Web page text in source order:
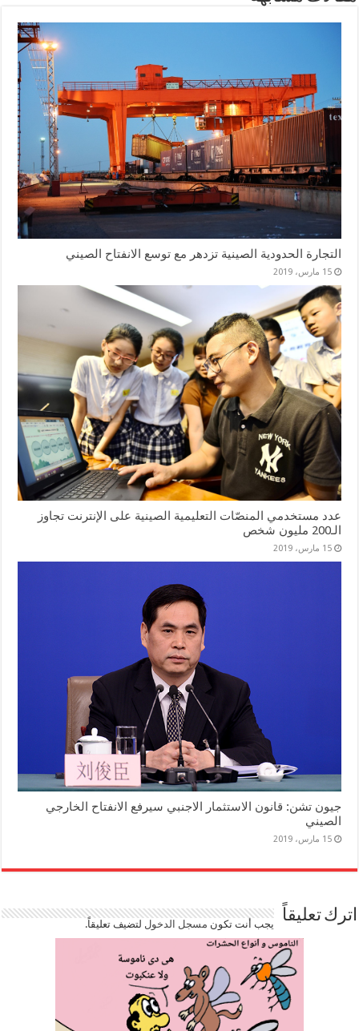
التجارة الحدودية الصينية تزدهر مع توسع الانفتاح الصيني
15 مارس، 2019
عدد مستخدمي المنصّات التعليمية الصينية على الإنترنت تجاوز
الـ200 مليون شخص
15 مارس، 2019
جيون تشن: قانون الاستثمار الاجنبي سيرفع الانفتاح الخارجي
الصيني
15 مارس، 2019
اترك تعليقاً يجب أنت تكون مسجل الدخوللتضيف تعليقاً.